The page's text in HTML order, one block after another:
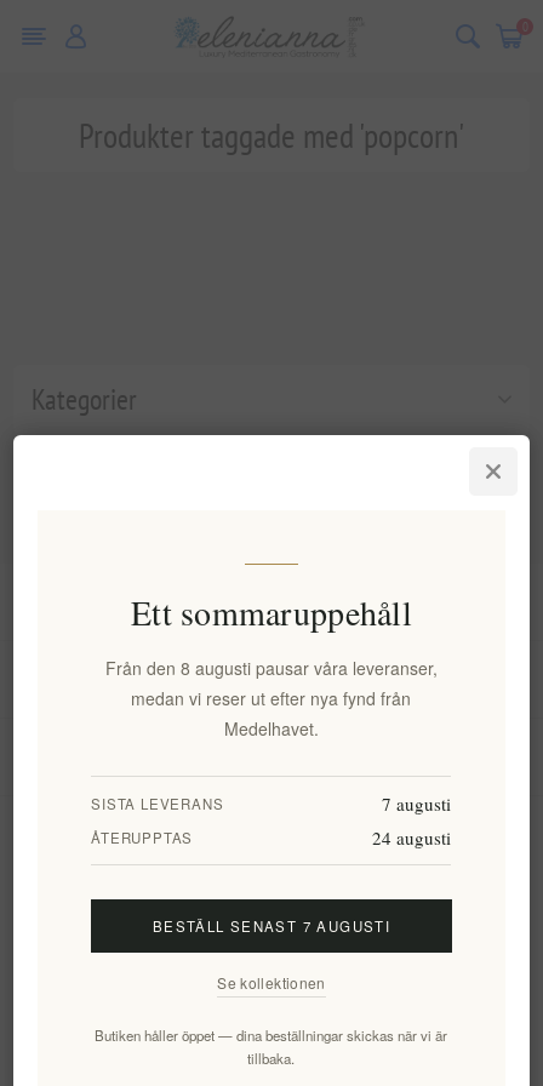
0
Kategorier
Produkter taggade med 'popcorn'
Mitt konto
Prenumerera Avsluta bevakning
Ett sommaruppehåll
Från den 8 augusti pausar våra leveranser,
medan vi reser ut efter nya fynd från
Medelhavet.
SISTA LEVERANS 7 augusti
ÅTERUPPTAS 24 augusti
BESTÄLL SENAST 7 AUGUSTI
Se kollektionen
Butiken håller öppet — dina beställningar skickas när vi är
tillbaka.